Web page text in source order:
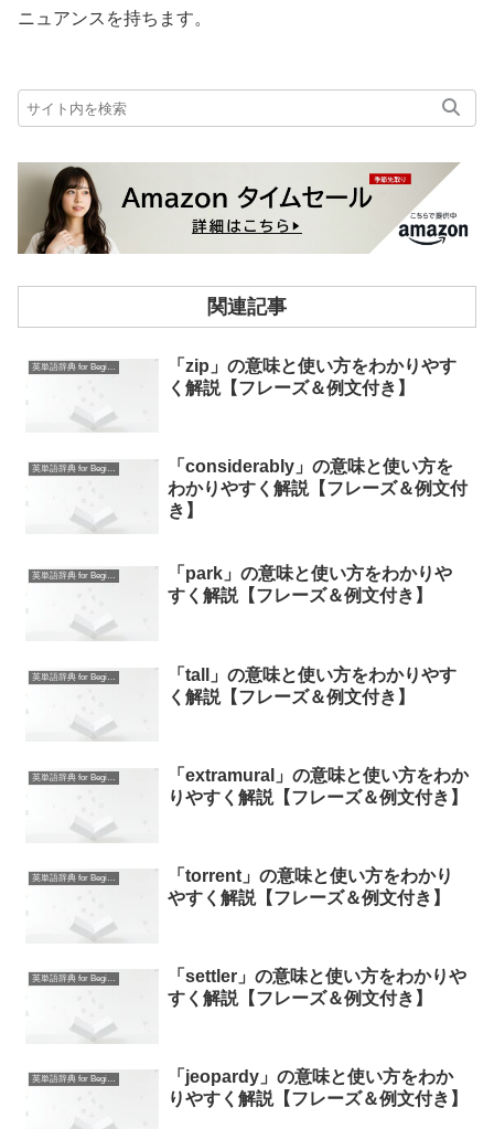
ニュアンスを持ちます。
関連記事
英単語辞典 for Beginners
「zip」の意味と使い方をわかりやす
く解説【フレーズ＆例文付き】
英単語辞典 for Beginners
「considerably」の意味と使い方を
わかりやすく解説【フレーズ＆例文付
き】
英単語辞典 for Beginners
「park」の意味と使い方をわかりや
すく解説【フレーズ＆例文付き】
英単語辞典 for Beginners
「tall」の意味と使い方をわかりやす
く解説【フレーズ＆例文付き】
英単語辞典 for Beginners
「extramural」の意味と使い方をわか
りやすく解説【フレーズ＆例文付き】
英単語辞典 for Beginners
「torrent」の意味と使い方をわかり
やすく解説【フレーズ＆例文付き】
英単語辞典 for Beginners
「settler」の意味と使い方をわかりや
すく解説【フレーズ＆例文付き】
英単語辞典 for Beginners
「jeopardy」の意味と使い方をわか
りやすく解説【フレーズ＆例文付き】